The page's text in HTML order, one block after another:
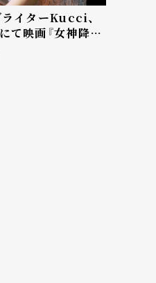
イターKucci、
映画『女神降